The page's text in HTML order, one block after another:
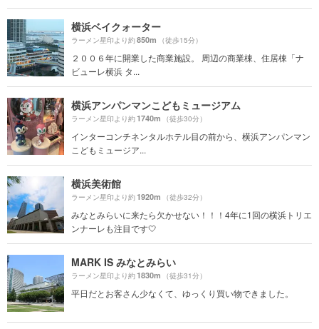
横浜ベイクォーター
ラーメン星印より約850m （徒歩15分）
２００６年に開業した商業施設。 周辺の商業棟、住居棟「ナ
ビューレ横浜 タ...
横浜アンパンマンこどもミュージアム
ラーメン星印より約1740m （徒歩30分）
インターコンチネンタルホテル目の前から、横浜アンパンマン
こどもミュージア...
横浜美術館
ラーメン星印より約1920m （徒歩32分）
みなとみらいに来たら欠かせない！！！4年に1回の横浜トリエ
ンナーレも注目です🤍
MARK IS みなとみらい
ラーメン星印より約1830m （徒歩31分）
平日だとお客さん少なくて、ゆっくり買い物できました。